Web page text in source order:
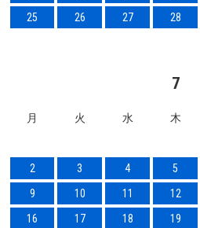
25
26 27 28
7
月 火 水 木
2
3 4 5
9
10 11 12
16
17 18 19